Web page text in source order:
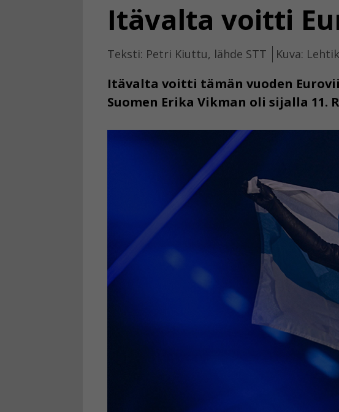
Itävalta voitti
Teksti: Petri Kiuttu, lähde STT Kuva:
Itävalta voitti tämän vuoden
Suomen Erika Vikman oli sijalla 11.